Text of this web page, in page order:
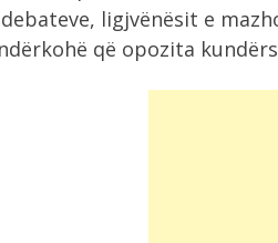
debateve, ligjvënësit e
që opozita
6:41
Situatë e vështirë nga zjarri në